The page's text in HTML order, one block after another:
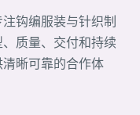
钩编服装与针织制
质量、交付和持续
晰可靠的合作体